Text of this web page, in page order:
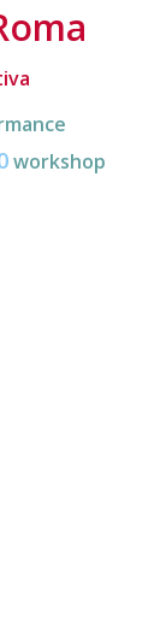
workshop